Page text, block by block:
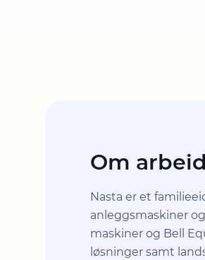
Om
Nasta er et
anleggsmaskiner
maskiner og Bell
løsninger samt